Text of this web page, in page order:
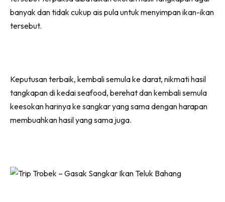
banyak dan tidak cukup ais pula untuk menyimpan ikan-ikan
tersebut.
Keputusan terbaik, kembali semula ke darat, nikmati hasil
tangkapan di kedai seafood, berehat dan kembali semula
keesokan harinya ke sangkar yang sama dengan harapan
membuahkan hasil yang sama juga.